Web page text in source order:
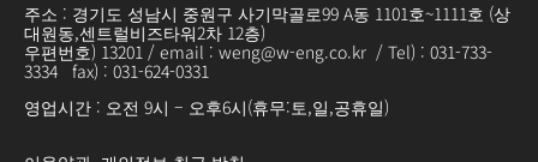
주소 : 경기도 성남시 중원구 사기막골로99 A동 1101호~1111호 (상
대원동,센트럴비즈타워2차 12층)
우편번호) 13201 / email : weng@w-eng.co.kr / Tel) : 031-733-
3334 fax) : 031-624-0331
영업시간 : 오전 9시 – 오후6시(휴무:토,일,공휴일)